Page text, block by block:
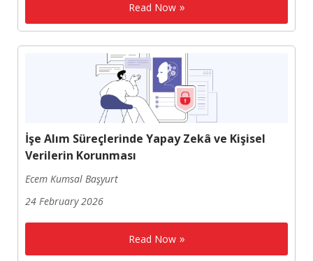
Read Now
İşe Alım Süreçlerinde Yapay Zekâ ve Kişisel
Verilerin Korunması
Ecem Kumsal Başyurt
24 February 2026
Read Now